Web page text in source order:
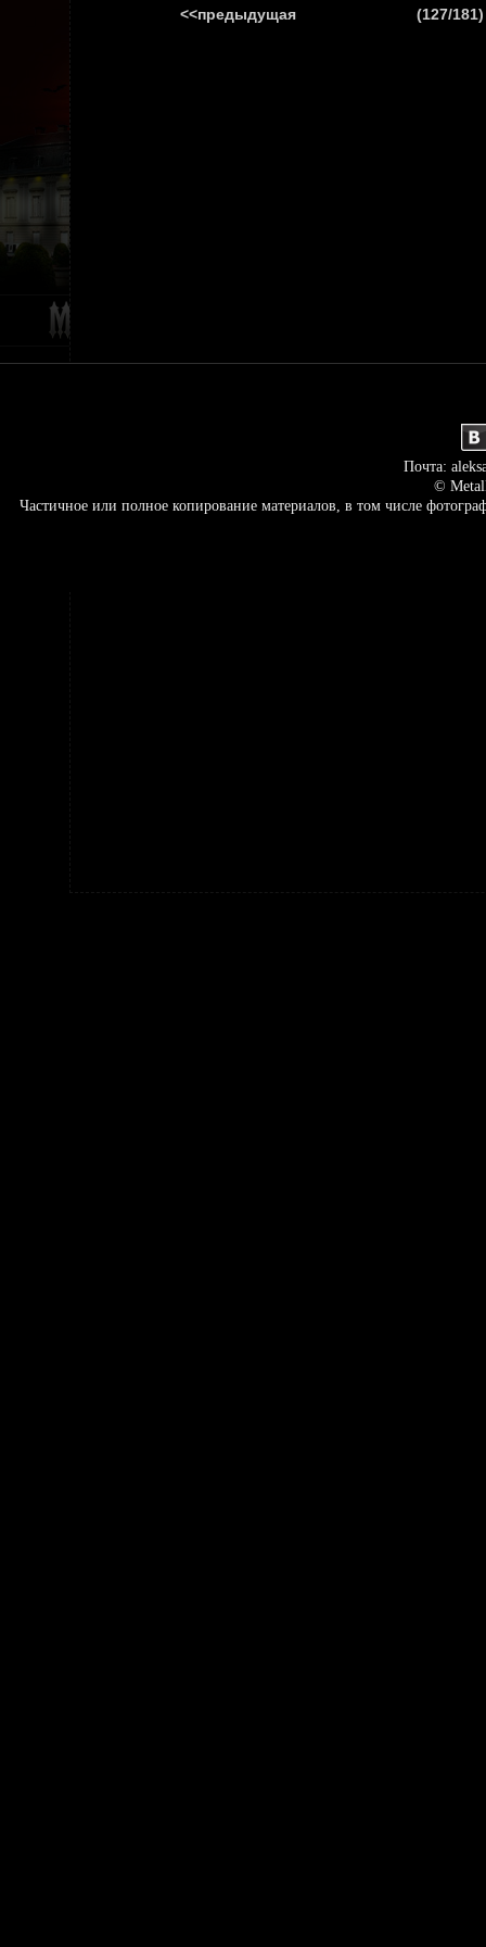
<<предыдущая (127/181)
Почта:
©
Частичное или полное копирование материалов, в том числе